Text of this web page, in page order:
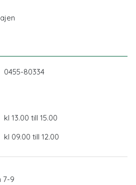
0455-80334
kl 13.00 till 15.00
kl 09.00 till 12.00
7-9